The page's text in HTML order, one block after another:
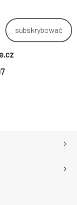
subskrybować